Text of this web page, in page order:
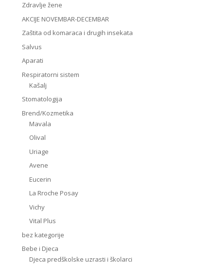
Zdravlje žene
AKCIJE NOVEMBAR-DECEMBAR
Zaštita od komaraca i drugih insekata
Salvus
Aparati
Respiratorni sistem
Kašalj
Stomatologija
Brend/Kozmetika
Mavala
Olival
Uriage
Avene
Eucerin
La Rroche Posay
Vichy
Vital Plus
bez kategorije
Bebe i Djeca
Djeca predškolske uzrasti i školarci